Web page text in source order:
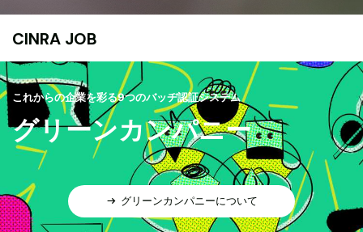
CINRA JOB
これからの企業を彩る9つのバッヂ認証システム
グリーンカンパニー
グリーンカンパニーについて